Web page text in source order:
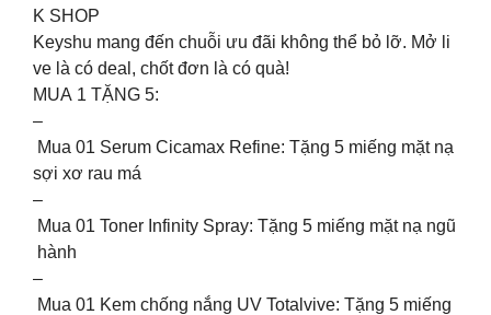
K SHOP
Keyshu mang đến chuỗi ưu đãi không thể bỏ lỡ. Mở li
ve là có deal, chốt đơn là có quà!
MUA 1 TẶNG 5:
–
Mua 01 Serum Cicamax Refine: Tặng 5 miếng mặt nạ
sợi xơ rau má
–
Mua 01 Toner Infinity Spray: Tặng 5 miếng mặt nạ ngũ
hành
–
Mua 01 Kem chống nắng UV Totalvive: Tặng 5 miếng